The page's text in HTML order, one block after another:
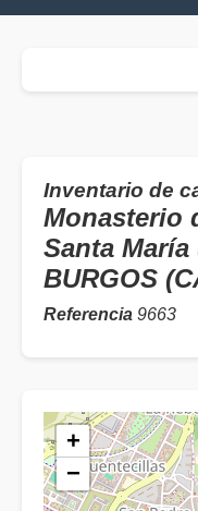
Inventario de
Monasterio
Santa María
BURGOS
Referencia 9663
+
−